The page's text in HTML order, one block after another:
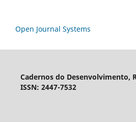
Open Journal Systems
Cadernos do Desenvolvimento,
ISSN: 2447-7532